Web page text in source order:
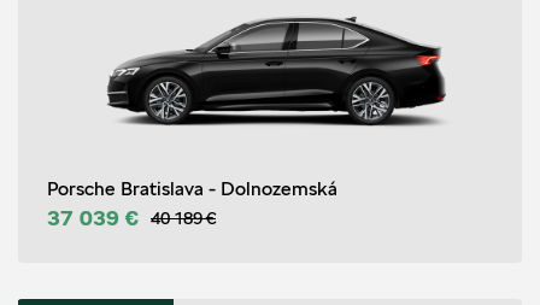
Porsche Bratislava - Dolnozemská
37 039 € 40 189 €